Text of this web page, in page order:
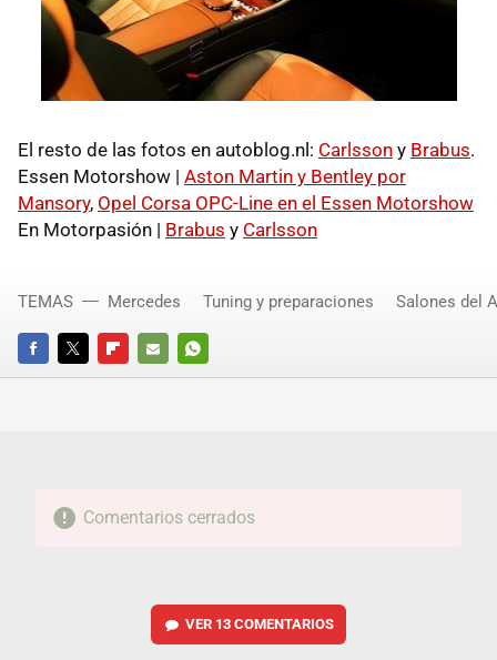
El resto de las fotos en autoblog.nl: Carlsson y Brabus.
Essen Motorshow | Aston Martin y Bentley por
Mansory, Opel Corsa OPC-Line en el Essen Motorshow
En Motorpasión | Brabus y Carlsson
FACEBOOKTWITTERFLIPBOARD
E-
WHATSAPP
TEMAS Mercedes Tuning y preparaciones Salones del
Comentarios cerrados
VER 13 COMENTARIOS